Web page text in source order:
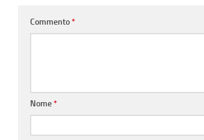
Commento*
Nome*